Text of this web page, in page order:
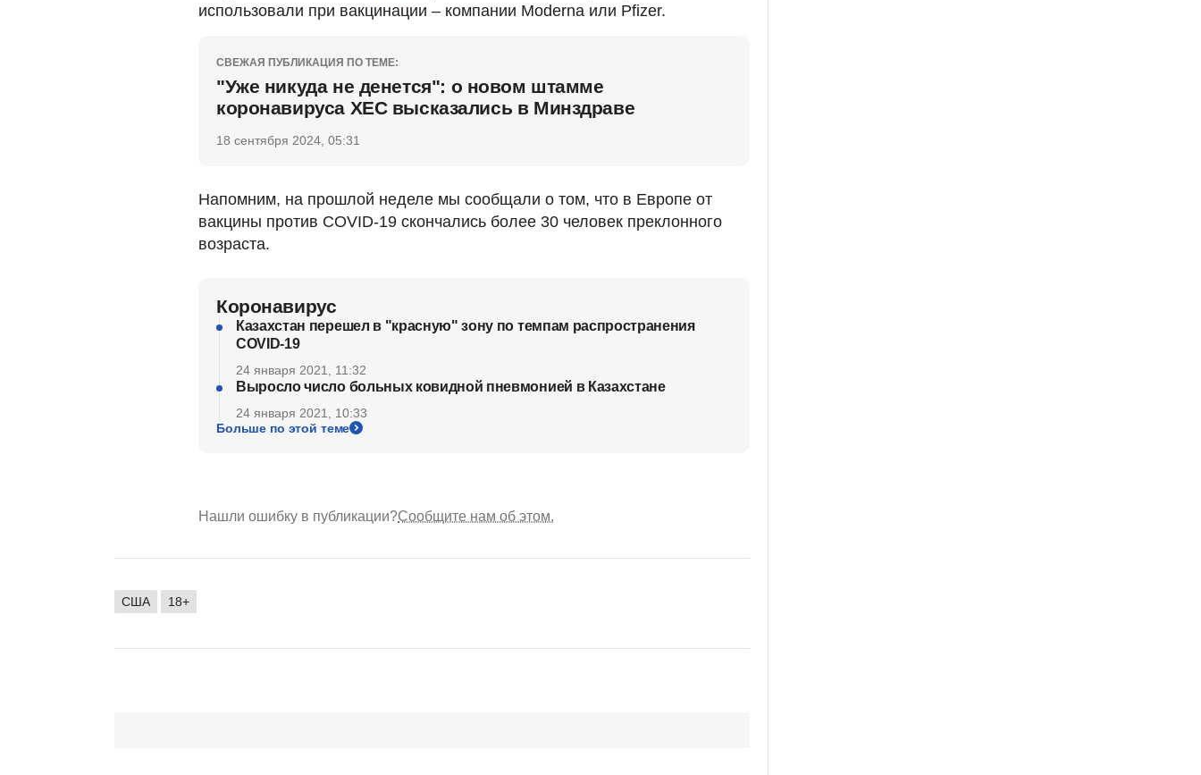
использовали при вакцинации – компании Moderna или Pfizer.
СВЕЖАЯ ПУБЛИКАЦИЯ ПО ТЕМЕ:
"Уже никуда не денется": о новом штамме
коронавируса ХЕС высказались в Минздраве
18 сентября 2024, 05:31
Напомним, на прошлой неделе мы сообщали о том, что в Европе от
вакцины против COVID-19 скончались более 30 человек преклонного
возраста.
Коронавирус
Казахстан перешел в "красную" зону по темпам распространения
COVID-19
24 января 2021, 11:32
Выросло число больных ковидной пневмонией в Казахстане
24 января 2021, 10:33
Больше по этой теме
Нашли ошибку в публикации?Сообщите нам об этом.
США 18+